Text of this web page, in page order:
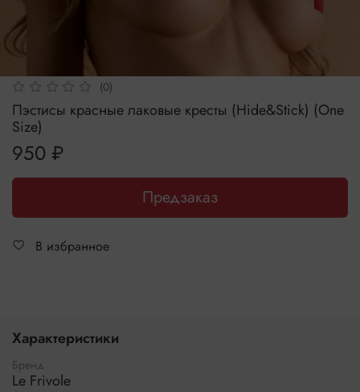
(0)
Пэстисы красные лаковые кресты (Hide&Stick) (One
Size)
950 ₽
Предзаказ
В избранное
Характеристики
Бренд
Le Frivole